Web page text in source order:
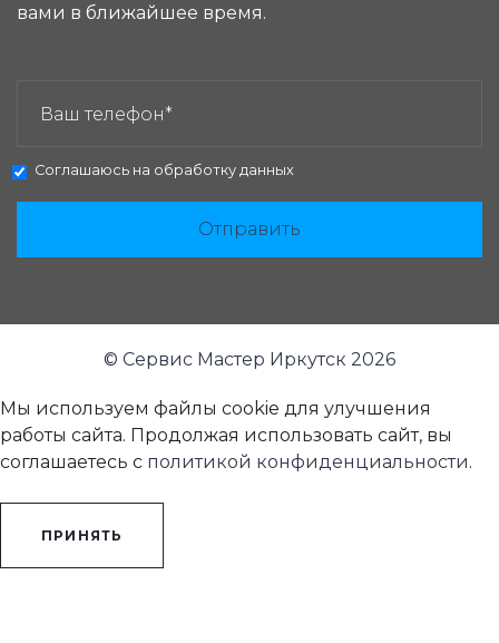
вами в ближайшее время.
Соглашаюсь на обработку данных
Отправить
© Сервис Мастер Иркутск 2026
Мы используем файлы cookie для улучшения
работы сайта. Продолжая использовать сайт, вы
соглашаетесь с политикой конфиденциальности.
ПРИНЯТЬ